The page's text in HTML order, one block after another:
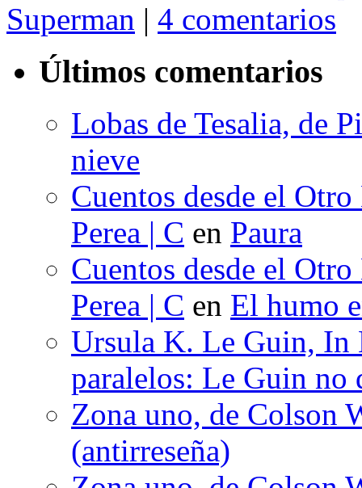
Superman | 4 comentarios
Últimos comentarios
Lobas de Tesalia, de
nieve
Cuentos desde el
Perea | C en Paura
Cuentos desde el
Perea | C en El humo
Ursula K. Le Guin, In
paralelos: Le Guin no
Zona uno, de Colson
(antirreseña)